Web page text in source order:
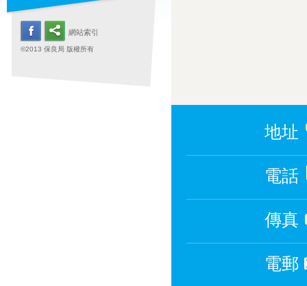
網站索引
©2013 保良局 版權所有
地址
電話
傳真
電郵